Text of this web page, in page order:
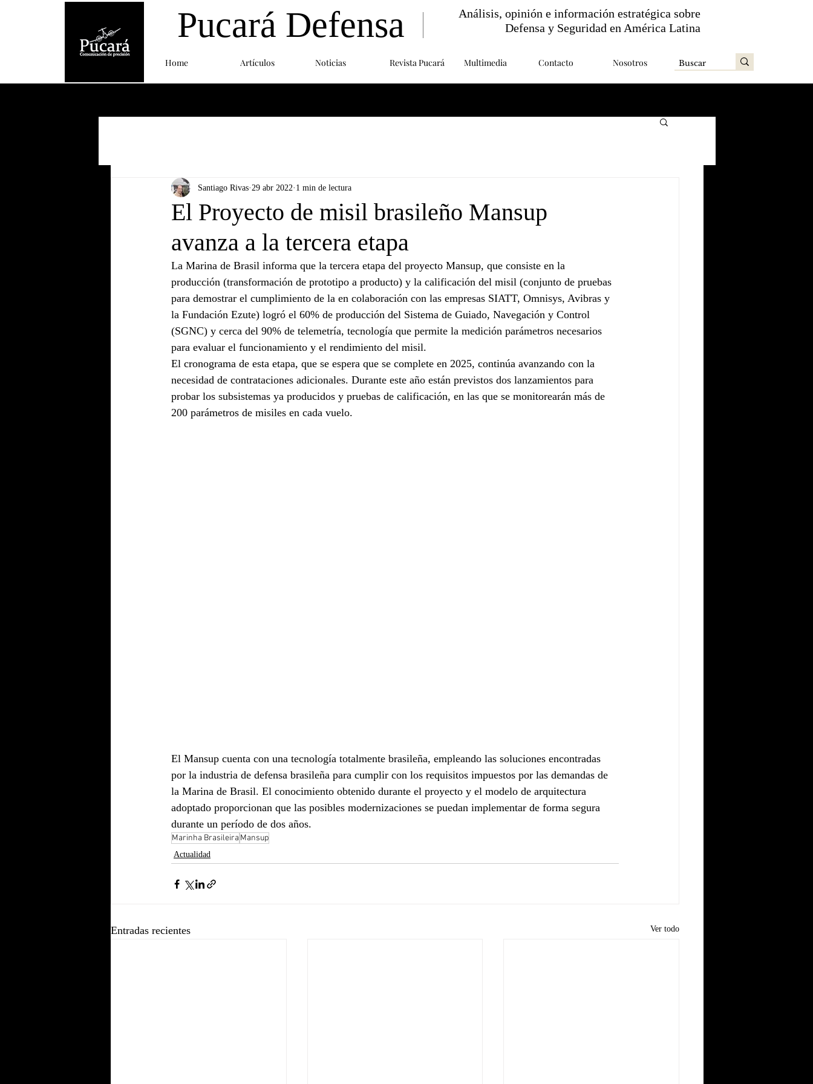
Home Artículos Noticias Revista Pucará Multimedia Contacto Nosotros
Pucará Defensa
Análisis, opinión e información estratégica sobre
Defensa y Seguridad en América Latina
El Proyecto de misil brasileño Mansup
avanza a la tercera etapa
Santiago Rivas 29 abr 2022 1 min de lectura
La Marina de Brasil informa que la tercera etapa del proyecto Mansup, que consiste en la
producción (transformación de prototipo a producto) y la calificación del misil (conjunto de pruebas
para demostrar el cumplimiento de la en colaboración con las empresas SIATT, Omnisys, Avibras y
la Fundación Ezute) logró el 60% de producción del Sistema de Guiado, Navegación y Control
(SGNC) y cerca del 90% de telemetría, tecnología que permite la medición parámetros necesarios
para evaluar el funcionamiento y el rendimiento del misil.
El cronograma de esta etapa, que se espera que se complete en 2025, continúa avanzando con la
necesidad de contrataciones adicionales. Durante este año están previstos dos lanzamientos para
probar los subsistemas ya producidos y pruebas de calificación, en las que se monitorearán más de
200 parámetros de misiles en cada vuelo.
El Mansup cuenta con una tecnología totalmente brasileña, empleando las soluciones encontradas
por la industria de defensa brasileña para cumplir con los requisitos impuestos por las demandas de
la Marina de Brasil. El conocimiento obtenido durante el proyecto y el modelo de arquitectura
adoptado proporcionan que las posibles modernizaciones se puedan implementar de forma segura
durante un período de dos años.
Marinha Brasileira Mansup
Actualidad
Entradas recientes Ver todo